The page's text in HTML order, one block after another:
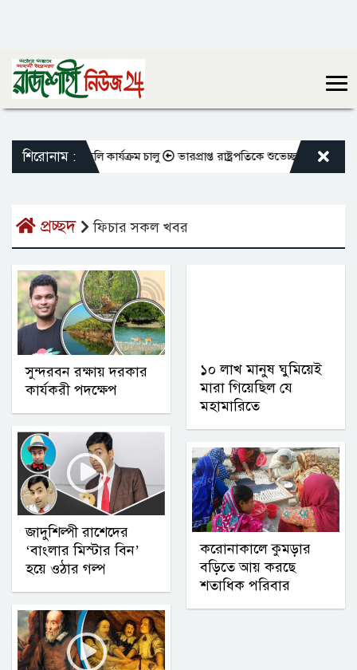
শিরোনাম :বদলি কার্যক্রম চালু ভারপ্রাপ্ত রাষ্ট্রপতিকে শুভেচ্ছা জানালেন
প্রচ্ছদ ফিচার সকল খবর
সুন্দরবন রক্ষায় দরকার
কার্যকরী পদক্ষেপ
জাদুশিল্পী রাশেদের
‘বাংলার মিস্টার বিন’
হয়ে ওঠার গল্প
১০ লাখ মানুষ ঘুমিয়েই
মারা গিয়েছিল যে
মহামারিতে
করোনাকালে কুমড়ার
বড়িতে আয় করছে
শতাধিক পরিবার